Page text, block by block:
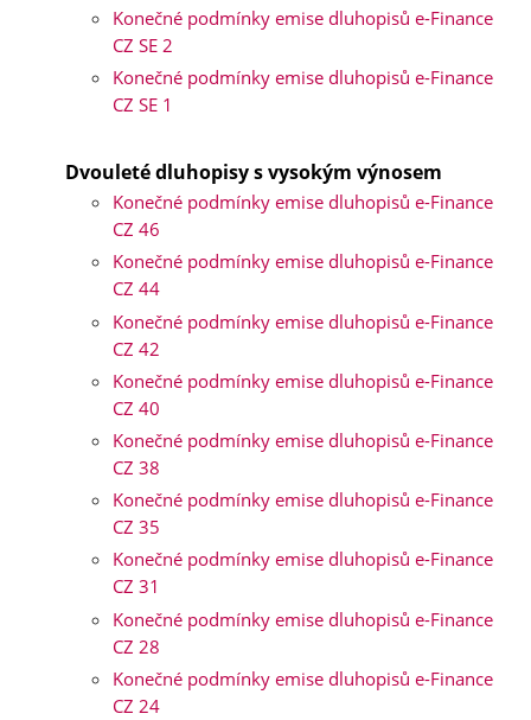
Konečné podmínky emise dluhopisů e-Finance
CZ SE 2
Konečné podmínky emise dluhopisů e-Finance
CZ SE 1
Dvouleté dluhopisy s vysokým výnosem
Konečné podmínky emise dluhopisů e-Finance
CZ 46
Konečné podmínky emise dluhopisů e-Finance
CZ 44
Konečné podmínky emise dluhopisů e-Finance
CZ 42
Konečné podmínky emise dluhopisů e-Finance
CZ 40
Konečné podmínky emise dluhopisů e-Finance
CZ 38
Konečné podmínky emise dluhopisů e-Finance
CZ 35
Konečné podmínky emise dluhopisů e-Finance
CZ 31
Konečné podmínky emise dluhopisů e-Finance
CZ 28
Konečné podmínky emise dluhopisů e-Finance
CZ 24